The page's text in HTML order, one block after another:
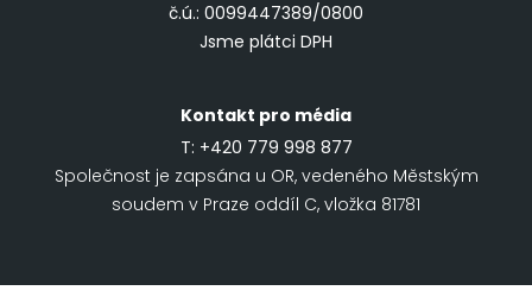
č.ú.: 0099447389/0800
Jsme plátci DPH
Kontakt pro média
T: +420 779 998 877
Společnost je zapsána u OR, vedeného Městským
soudem v Praze oddíl C, vložka 81781